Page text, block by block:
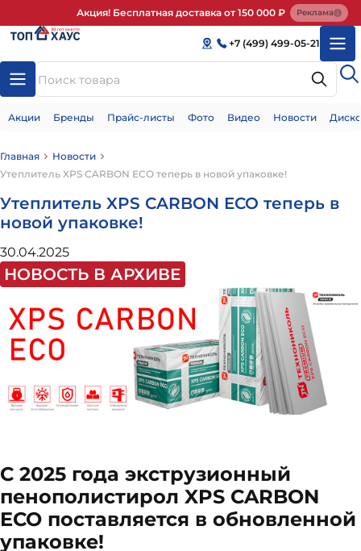
Акция! Бесплатная доставка от 150 000 ₽ Реклама
+7 (499) 499-05-21
Акции Бренды Прайс-листы Фото Видео Новости
Главная
Новости
Утеплитель XPS CARBON ECO теперь в новой упаковке!
Утеплитель XPS CARBON ECO теперь в
новой упаковке!
30.04.2025
НОВОСТЬ В АРХИВЕ
С 2025 года экструзионный
пенополистирол XPS CARBON
ECO поставляется в обновленной
упаковке!